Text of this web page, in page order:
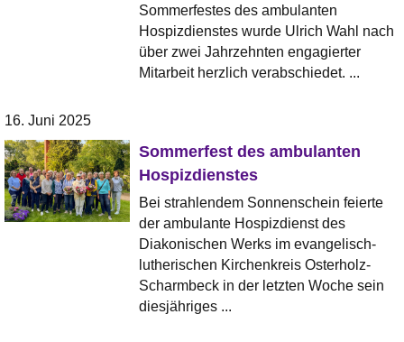
Sommerfestes des ambulanten
Hospizdienstes wurde Ulrich Wahl nach
über zwei Jahrzehnten engagierter
Mitarbeit herzlich verabschiedet. ...
16. Juni 2025
Sommerfest des ambulanten
Hospizdienstes
Bei strahlendem Sonnenschein feierte
der ambulante Hospizdienst des
Diakonischen Werks im evangelisch-
lutherischen Kirchenkreis Osterholz-
Scharmbeck in der letzten Woche sein
diesjähriges ...